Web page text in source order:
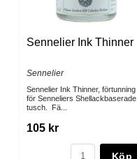
Sennelier Ink Thinner
Sennelier
Sennelier Ink Thinner, förtunning
för Senneliers Shellackbaserade
tusch. Fä...
105 kr
Köp